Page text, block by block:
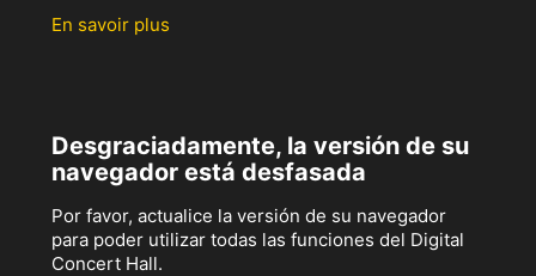
En savoir plus
Desgraciadamente, la versión de su
navegador está desfasada
Por favor, actualice la versión de su navegador
para poder utilizar todas las funciones del Digital
Concert Hall.